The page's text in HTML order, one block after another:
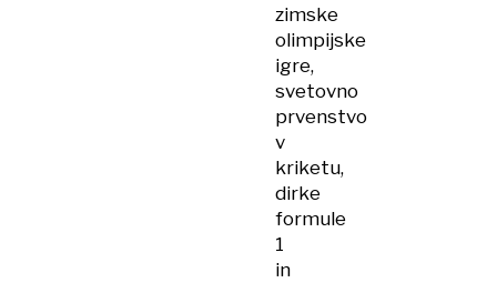
zimske
olimpijske
igre,
svetovno
prvenstvo
v
kriketu,
dirke
formule
1
in